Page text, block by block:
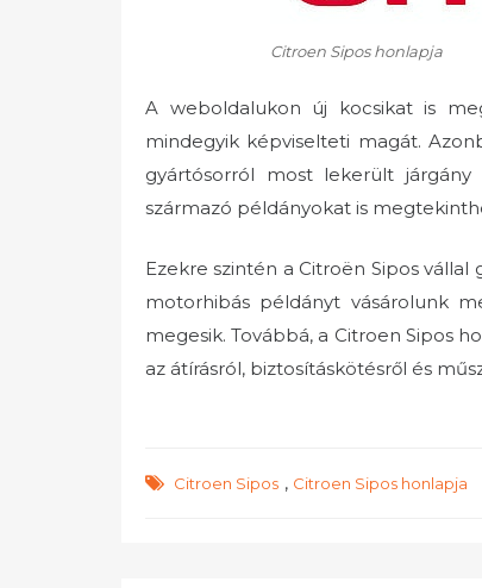
Citroen Sipos honlapja
A weboldalukon új kocsikat is
mindegyik képviselteti magát.
gyártósorról most lekerült
származó példányokat is
Ezekre szintén a Citroën Sipos
motorhibás példányt vásárolunk
megesik. Továbbá, a Citroen Sipos
az átírásról, biztosításkötésről és
Citroen Sipos , Citroen Sipos honlapja